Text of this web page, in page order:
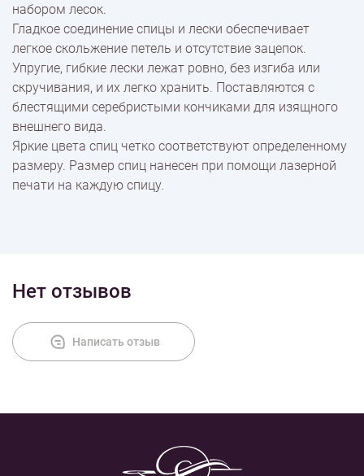
Оплата
набором лесок.
Гладкое соединение спицы и лески обеспечивает
легкое скольжение петель и отсутствие зацепок.
Упругие, гибкие лески лежат ровно, без изгиба или
скручивания, и их легко хранить. Поставляются с
блестящими серебристыми кончиками для изящного
внешнего вида.
Яркие цвета спиц четко соответствуют определенному
размеру. Размер спиц нанесен при помощи лазерной
печати на каждую спицу.
Нет отзывов
Написать отзыв